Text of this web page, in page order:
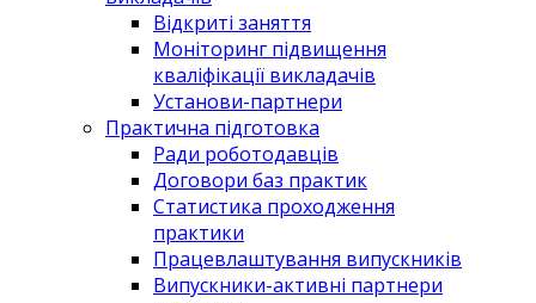
Відкриті заняття
Моніторинг підвищення
кваліфікації викладачів
Установи-партнери
Практична підготовка
Ради роботодавців
Договори баз практик
Статистика проходження
практики
Працевлаштування випускників
Випускники-активні партнери